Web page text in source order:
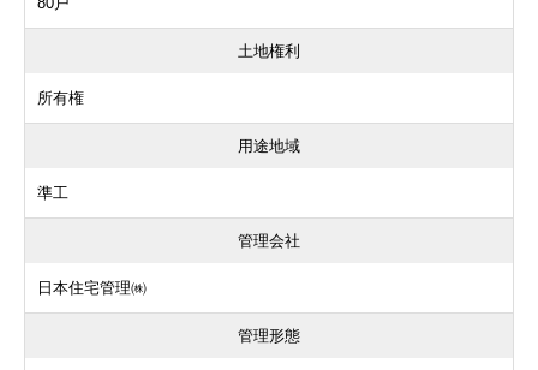
土地権利
所有権
用途地域
準工
管理会社
日本住宅管理㈱
管理形態